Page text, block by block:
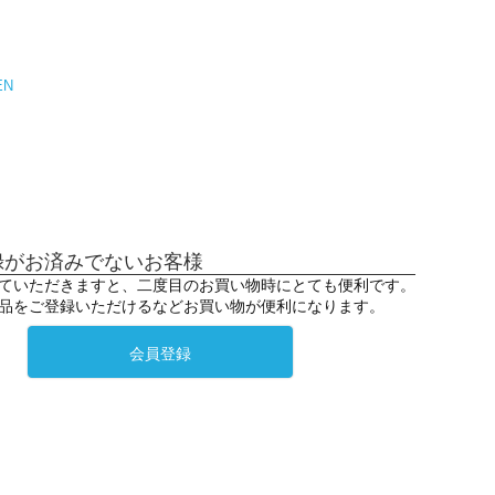
お済みでないお客様
いただきますと、二度目のお買い物時にとても便利です。
をご登録いただけるなどお買い物が便利になります。
会員登録